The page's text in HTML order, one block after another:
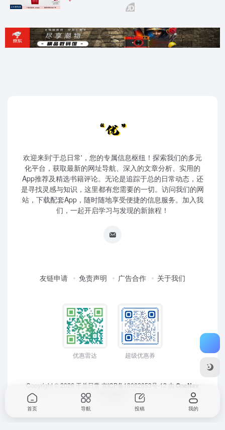
欢迎来到'于总日常'，您的专属信息枢纽！探索我们的多元
化平台，获取最新的网址导航、深入的文章分析、实用的
App推荐及精选书籍评论。无论是追踪于总的日常动态，还
是寻找灵感与知识，这里都有您需要的一切。访问我们的网
站，下载配套App，随时随地享受便捷的信息服务。加入我
们，一起开启学习与发现的新旅程！
友链申请 免责声明 广告合作 关于我们
优惠雷达 超级优惠券
Copyright © 2026 于总日常 京ICP备18062653号-12 由 OneNav
首页 导航 投稿 我的